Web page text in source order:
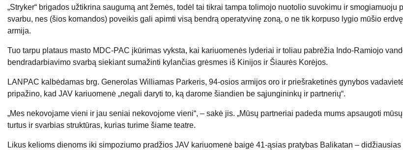
„Stryker“ brigados užtikrina saugumą ant žemės, todėl tai tikrai tampa tolimojo nuotolio suvokimu ir smogiamuoju
svarbu, nes (šios komandos) poveikis gali apimti visą bendrą operatyvinę zoną, o ne tik korpuso lygio mūšio
armija.
Tuo tarpu plataus masto MDC-PAC įkūrimas vyksta, kai kariuomenės lyderiai ir toliau pabrėžia Indo-Ramiojo
bendradarbiavimo svarbą siekiant sumažinti kylančias grėsmes iš Kinijos ir Šiaurės Korėjos.
LANPAC kalbėdamas brg. Generolas Williamas Parkeris, 94-osios armijos oro ir priešraketinės gynybos
pripažino, kad JAV kariuomenė „negali daryti to, ką darome šiandien be sąjungininkų ir partnerių“.
„Mes nekovojame vieni ir jau seniai nekovojome vieni“, – sakė jis. „Mūsų partneriai padeda mums apsaugoti
turtus ir svarbias struktūras, kurias turime šiame teatre.
Likus kelioms dienoms iki simpoziumo pradžios JAV kariuomenė baigė 41-ąsias pratybas Balikatan –